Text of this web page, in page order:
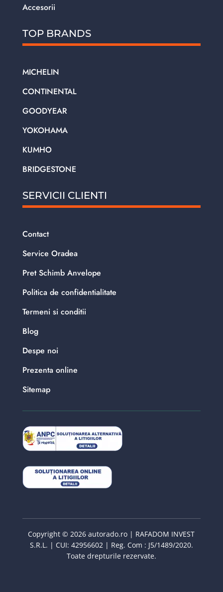
Accesorii
TOP BRANDS
MICHELIN
CONTINENTAL
GOODYEAR
YOKOHAMA
KUMHO
BRIDGESTONE
SERVICII CLIENTI
Contact
Service Oradea
Pret Schimb Anvelope
Politica de confidentialitate
Termeni si conditii
Blog
Despe noi
Prezenta online
Sitemap
Copyright © 2026 autorado.ro | RAFADOM INVEST
S.R.L. | CUI: 42956602 | Reg. Com : J5/1489/2020.
Toate drepturile rezervate.